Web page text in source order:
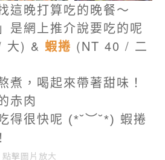
這晚打算吃的晚餐～
」是網上推介說要吃的呢
大) & 蝦捲 (NT 40 / 二
煮，喝起來帶著甜味！
赤肉
得很快呢 (*˘︶˘*) 蝦捲
點擊圖片放大